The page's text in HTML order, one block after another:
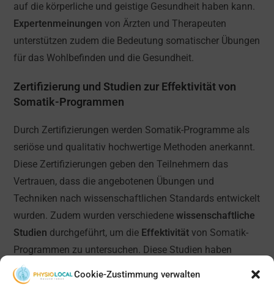
Cookie-Zustimmung verwalten
auf die körperliche und geistige Gesundheit haben kann.
Expertenmeinungen von Ärzten und Therapeuten
unterstützen zudem die Bedeutung somatischer Übungen
für das Wohlbefinden und die Gesundheit.
Zertifizierung und Studien zur Effektivität von
Somatik-Programmen
Durch Zertifizierungen werden Somatik-Programme als
seriöse und qualitativ hochwertige Methoden anerkannt.
Diese Zertifizierungen geben den Teilnehmern das
Vertrauen, dass die angebotenen Übungen und
Techniken nach wissenschaftlichen Standards entwickelt
wurden. Zudem wurden verschiedenewissenschaftliche
Studien durchgeführt, um die Effektivität von Somatik-
Programmen zu untersuchen. Diese Studien haben
gezeigt, dass somatische Übungen dazu beitragen
können, Verspannungen zu lösen, Schmerzen zu lindern